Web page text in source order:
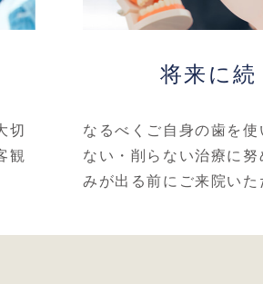
切
観
将来に続
なるべくご自身の歯を
ない・削らない治療に
みが出る前にご来院い